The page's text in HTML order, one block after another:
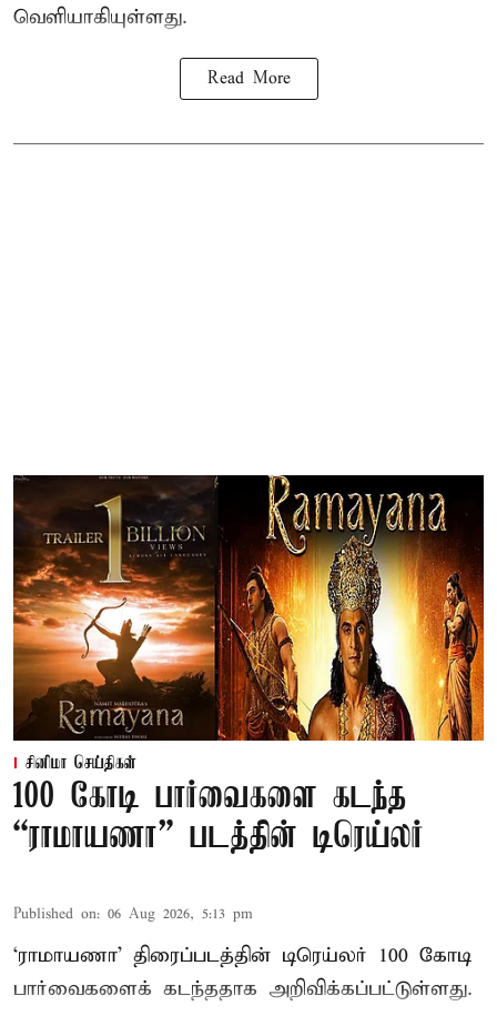
வெளியாகியுள்ளது.
Read More
சினிமா செய்திகள்
100 கோடி பார்வைகளை கடந்த
“ராமாயணா” படத்தின் டிரெய்லர்
Published on: 06 Aug 2026, 5:13 pm
‘ராமாயணா’ திரைப்படத்தின் டிரெய்லர் 100 கோடி
பார்வைகளைக் கடந்ததாக அறிவிக்கப்பட்டுள்ளது.